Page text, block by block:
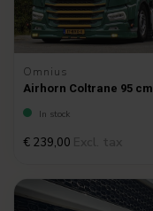
Omnius
Airhorn Coltrane 95 cm
In stock
€ 239,00